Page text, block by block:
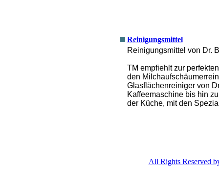
Reinigungsmittel
Reinigungsmittel von Dr.
TM empfiehlt zur
den
Glasflächenreiniger von
Kaffeemaschine bis hin
der Küche, mit den
All Rights Reserved